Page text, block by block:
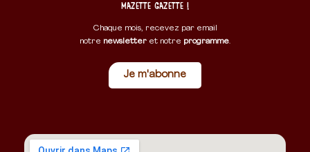
Mazette Gazette !
Chaque mois, recevez par email
notre newsletter et notre programme.
Je m'abonne